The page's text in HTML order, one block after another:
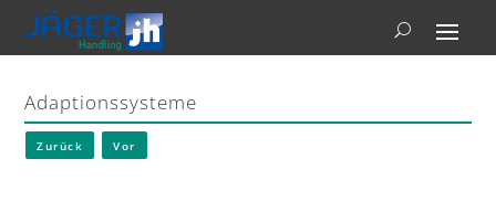
Adaptionssysteme
Zurück Vor